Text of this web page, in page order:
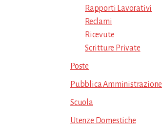
Rapporti Lavorativi
Reclami
Ricevute
Scritture Private
Poste
Pubblica Amministrazione
Scuola
Utenze Domestiche